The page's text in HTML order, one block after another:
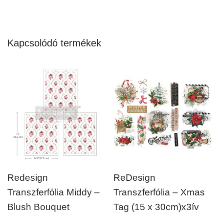
Kapcsolódó termékek
Redesign
Transzferfólia Middy –
Blush Bouquet
ReDesign
Transzferfólia – Xmas
Tag (15 x 30cm)x3ív